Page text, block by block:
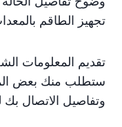
تجهيز الطاقم
تقديم المعلومات
ستطلب منك بعض
وتفاصيل الاتصال بك